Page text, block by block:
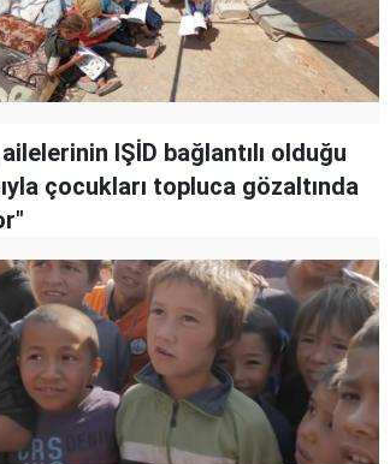
IŞİD bağlantılı olduğu
çocukları topluca gözaltında